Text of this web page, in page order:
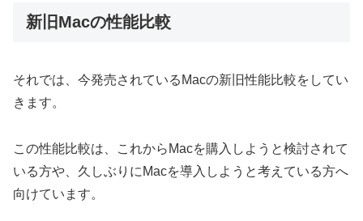
新旧Macの性能比較
それでは、今発売されているMacの新旧性能比較をしてい
きます。
この性能比較は、これからMacを購入しようと検討されて
いる方や、久しぶりにMacを導入しようと考えている方へ
向けています。